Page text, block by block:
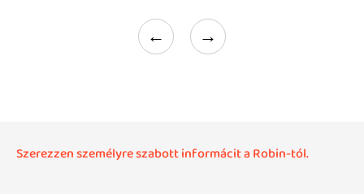
← →
Szerezzen személyre szabott informácit a Robin-tól.